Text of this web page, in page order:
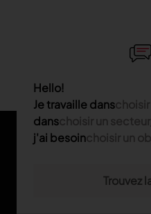
Hello!
Je travaille dans
dans
j'ai besoin